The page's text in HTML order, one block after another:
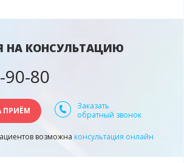
НА КОНСУЛЬТАЦИЮ
90-80
ПРИЁМ
Заказать
обратный звонок
возможна консультация онлайн